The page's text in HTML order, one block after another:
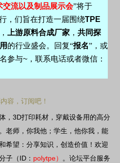
交流以及制品展示会”将于
，们旨在打造一届围绕TPE
， 上游原料合成厂家 ， 共同探
的行业盛会。回复“报名”，或
参与~ ，联系电话或者微信：
容，订阅吧！
， 3D打印耗材，穿戴设备用的高分
老师，你我他；学生，他你我，能
希望：分享知识，创造价值！欢迎
子（ ID ： polytpe） 。论坛平台服务